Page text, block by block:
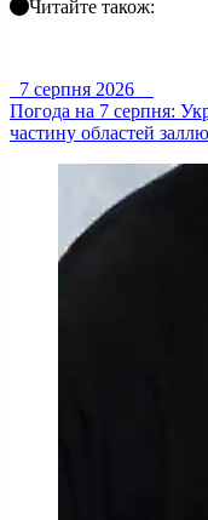
Читайте також:
7 серпня 2026
Погода на 7 серпня:
частину областей